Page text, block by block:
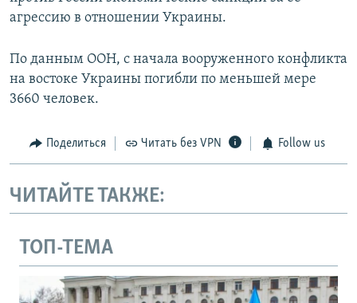
агрессию в отношении Украины.
По данным ООН, с начала вооруженного конфликта
на востоке Украины погибли по меньшей мере
3660 человек.
Поделиться Читать без VPN Follow us
ЧИТАЙТЕ ТАКЖЕ:
ТОП-ТЕМА